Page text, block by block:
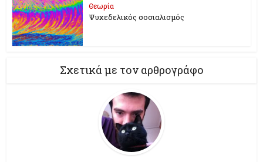
Θεωρία
Ψυχεδελικός σοσιαλισμός
Σχετικά με τον αρθρογράφο